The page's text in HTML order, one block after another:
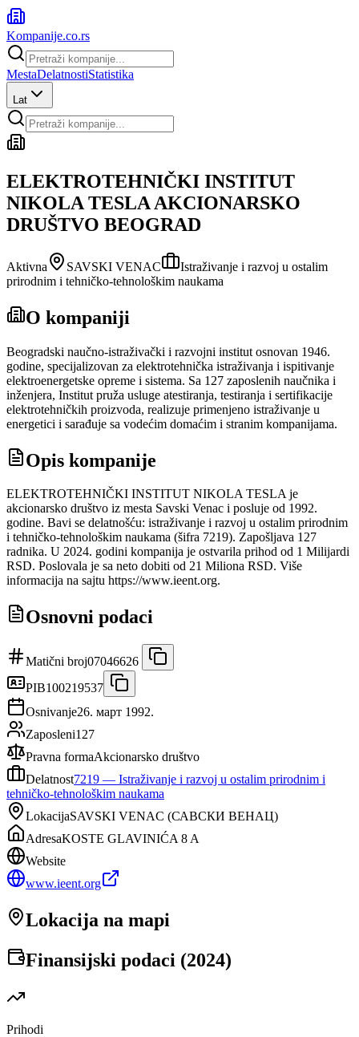
Kompanije.co.rs
MestaDelatnostiStatistika
Lat
ELEKTROTEHNIČKI INSTITUT
NIKOLA TESLA AKCIONARSKO
DRUŠTVO BEOGRAD
Aktivna SAVSKI VENAC
Istraživanje i razvoj u ostalim
prirodnim i tehničko-tehnološkim naukama
O kompaniji
Beogradski naučno-istraživački i razvojni institut osnovan 1946.
godine, specijalizovan za elektrotehnička istraživanja i ispitivanje
elektroenergetske opreme i sistema. Sa 127 zaposlenih naučnika i
inženjera, Institut pruža usluge atestiranja, testiranja i sertifikacije
elektrotehničkih proizvoda, realizuje primenjeno istraživanje u
energetici i sarađuje sa vodećim domaćim i stranim kompanijama.
Opis kompanije
ELEKTROTEHNIČKI INSTITUT NIKOLA TESLA je
akcionarsko društvo iz mesta Savski Venac i posluje od 1992.
godine. Bavi se delatnošću: istraživanje i razvoj u ostalim prirodnim
i tehničko-tehnološkim naukama (šifra 7219). Zapošljava 127
radnika. U 2024. godini kompanija je ostvarila prihod od 1 Milijardi
RSD. Poslovala je sa neto dobiti od 21 Miliona RSD. Više
informacija na sajtu https://www.ieent.org.
Osnovni podaci
Matični broj07046626
PIB100219537
Osnivanje26. март 1992.
Zaposleni127
Pravna formaAkcionarsko društvo
Delatnost7219 — Istraživanje i razvoj u ostalim prirodnim i
tehničko-tehnološkim naukama
LokacijaSAVSKI VENAC (САВСКИ ВЕНАЦ)
AdresaKOSTE GLAVINIĆA 8 A
Website
www.ieent.org
Lokacija na mapi
Finansijski podaci (2024)
Prihodi